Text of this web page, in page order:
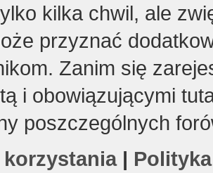
kilka chwil, ale
przyznać
Zanim się
i obowiązującymi
poszczególnych
|